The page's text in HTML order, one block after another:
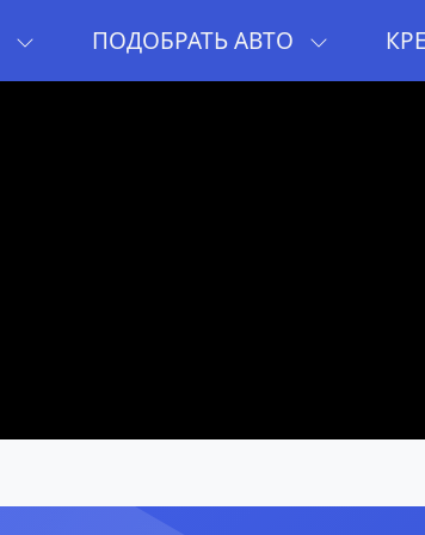
ПОДОБРАТЬ АВТО